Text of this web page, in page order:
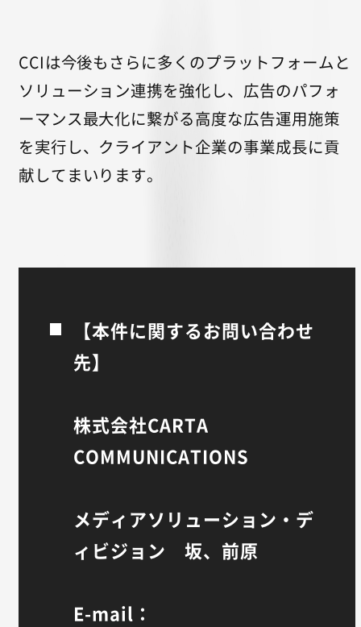
CCIは今後もさらに多くのプラットフォームと
ソリューション連携を強化し、広告のパフォ
ーマンス最大化に繋がる高度な広告運用施策
を実行し、クライアント企業の事業成長に貢
献してまいります。
【本件に関するお問い合わせ
先】
株式会社CARTA
COMMUNICATIONS
メディアソリューション・デ
ィビジョン 坂、前原
E-mail：